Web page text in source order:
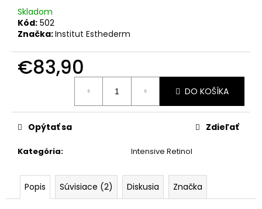
Skladom
Kód: 502
Značka:Institut Esthederm
€83,90
DO KOŠÍKA
Kategória: Intensive Retinol
Opýtať sa Zdieľať
Popis Súvisiace (2) Diskusia Značka
€94,90